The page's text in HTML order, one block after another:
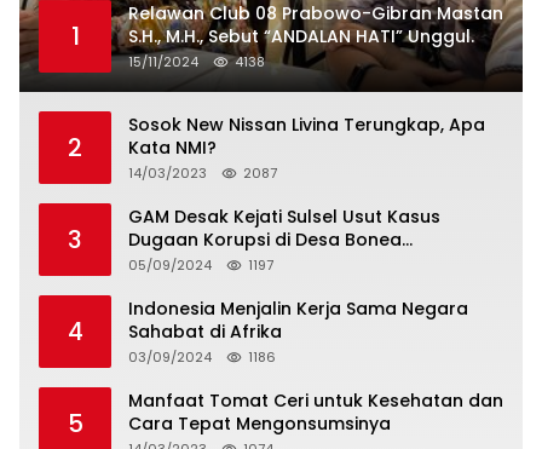
1
Relawan Club 08 Prabowo-Gibran Mastan
S.H., M.H., Sebut “ANDALAN HATI” Unggul.
15/11/2024 4138
2
Sosok New Nissan Livina Terungkap, Apa
Kata NMI?
14/03/2023 2087
3
GAM Desak Kejati Sulsel Usut Kasus
Dugaan Korupsi di Desa Bonea
Kabupeten Kepulauan Selayar
05/09/2024 1197
4
Indonesia Menjalin Kerja Sama Negara
Sahabat di Afrika
03/09/2024 1186
5
Manfaat Tomat Ceri untuk Kesehatan dan
Cara Tepat Mengonsumsinya